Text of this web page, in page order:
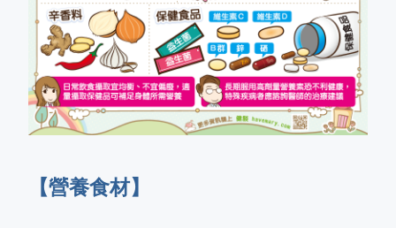
【營養食材】